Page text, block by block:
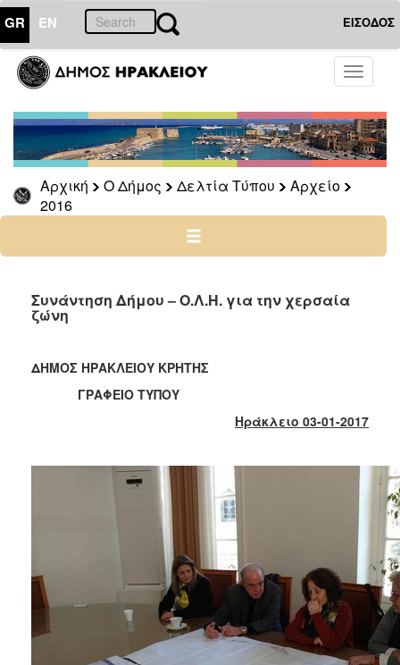
GR EN ΕΙΣΟΔΟΣ
Toggle
Αρχική Ο Δήμος Δελτία Τύπου
Αρχείο
2016
ΔΗΜΟΣ
Δελτία
Τύπου
Αρχείο
2026
2025
2022
2019
2018
Συνάντηση Δήμου – Ο.Λ.Η. για την χερσαία
ζώνη
ΔΗΜΟΣ ΗΡΑΚΛΕΙΟΥ ΚΡΗΤΗΣ
ΓΡΑΦΕΙΟ ΤΥΠΟΥ
Ηράκλειο 03-01-2017